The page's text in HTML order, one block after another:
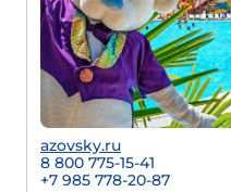
azovsky.ru
8 800 775-15-41
+7 985 778-20-87